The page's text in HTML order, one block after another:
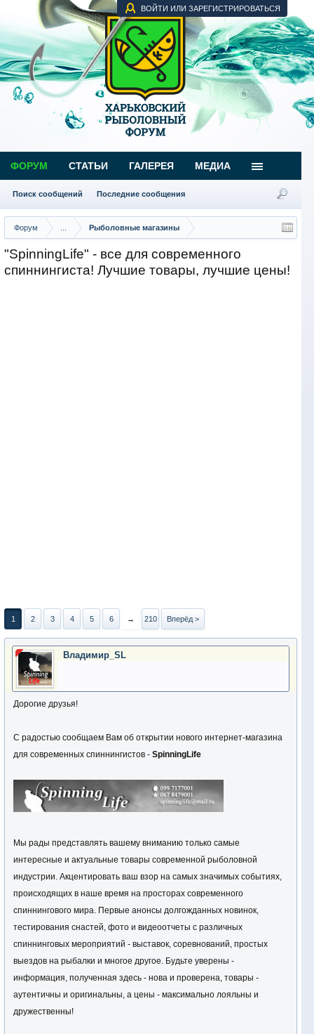
ВОЙТИ ИЛИ ЗАРЕГИСТРИРОВАТЬСЯ
Форум Рыболовные магазины
"SpinningLife" - все для современного
спиннингиста! Лучшие товары, лучшие цены!
1 2 3 4 5 6 → 210 Вперёд >
Владимир_SL
Дорогие друзья!
С радостью сообщаем Вам об открытии нового интернет-магазина
для современных спиннингистов - SpinningLife
Мы рады представлять вашему вниманию только самые
интересные и актуальные товары современной рыболовной
индустрии. Акцентировать ваш взор на самых значимых событиях,
происходящих в наше время на просторах современного
спиннингового мира. Первые анонсы долгожданных новинок,
тестирования снастей, фото и видеоотчеты с различных
спиннинговых мероприятий - выставок, соревнований, простых
выездов на рыбалки и многое другое. Будьте уверены -
информация, полученная здесь - нова и проверена, товары -
аутентичны и оригинальны, а цены - максимально лояльны и
дружественны!
ФОРУМ
Поиск сообщений Последние сообщения
СТАТЬИ ГАЛЕРЕЯ МЕДИА